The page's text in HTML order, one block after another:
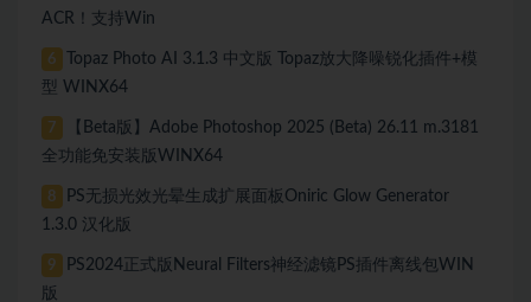
ACR！支持Win
6
Topaz Photo AI 3.1.3 中文版 Topaz放大降噪锐化插件+模
型 WINX64
7
【Beta版】Adobe Photoshop 2025 (Beta) 26.11 m.3181
全功能免安装版WINX64
8
PS无损光效光晕生成扩展面板Oniric Glow Generator
1.3.0 汉化版
9
PS2024正式版Neural Filters神经滤镜PS插件离线包WIN
版